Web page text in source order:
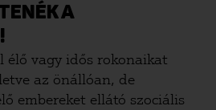
A
élő vagy idős rokonaikat
az önállóan, de
embereket ellátó szociális